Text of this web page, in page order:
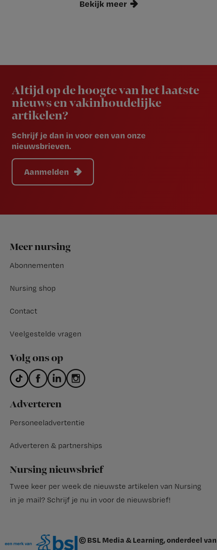
Bekijk meer
Altijd op de hoogte van het laatste
nieuws en vakinhoudelijke
artikelen?
Schrijf je dan in voor een van onze
nieuwsbrieven.
Aanmelden
Footer
Meer nursing
Abonnementen
Nursing shop
Contact
Veelgestelde vragen
Volg ons op
Adverteren
Personeeladvertentie
Adverteren & partnerships
Nursing nieuwsbrief
Twee keer per week de nieuwste artikelen van Nursing
in je mail? Schrijf je nu in voor de nieuwsbrief!
© BSL Media & Learning, onderdeel van